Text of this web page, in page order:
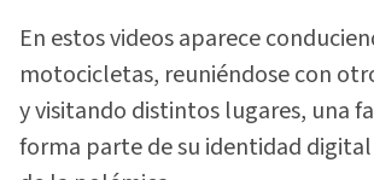
En estos videos aparece
motocicletas, reuniéndose con
y visitando distintos lugares, una
forma parte de su identidad